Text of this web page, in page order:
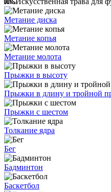
Метание диска
Метание копья
Метание молота
Прыжки в высоту
Прыжки в длину и тройной
Прыжки с шестом
Толкание ядра
Бег
Бадминтон
Баскетбол